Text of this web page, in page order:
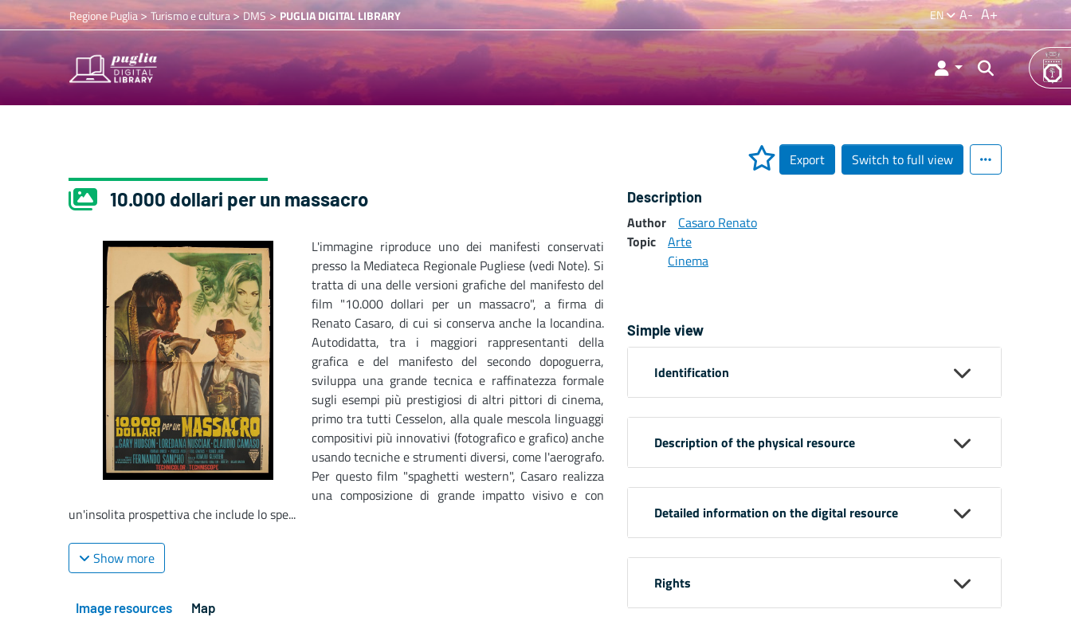
Regione Puglia> Turismo e cultura>DMS > PUGLIA DIGITAL LIBRARY EN A- A+
Export Switch to full view
10.000 dollari per un massacro
L'immagine riproduce uno dei manifesti conservati
presso la Mediateca Regionale Pugliese (vedi Note). Si
tratta di una delle versioni grafiche del manifesto del
film "10.000 dollari per un massacro", a firma di
Renato Casaro, di cui si conserva anche la locandina.
Autodidatta, tra i maggiori rappresentanti della
grafica e del manifesto del secondo dopoguerra,
sviluppa una grande tecnica e raffinatezza formale
sugli esempi più prestigiosi di altri pittori di cinema,
primo tra tutti Cesselon, alla quale mescola linguaggi
compositivi più innovativi (fotografico e grafico) anche
usando tecniche e strumenti diversi, come l'aerografo.
Per questo film "spaghetti western", Casaro realizza
una composizione di grande impatto visivo e con
un'insolita prospettiva che include lo spe...
Show more
Image resources Map
Description
Author
Casaro Renato
Topic
Arte
Cinema
Simple view
Identification
Description of the physical resource
Detailed information on the digital resource
Rights